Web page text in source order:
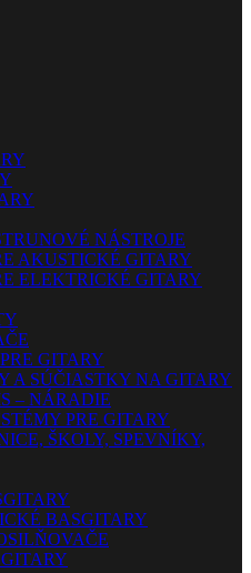
NÁSTROJE
AKUSTICKÉ GITARY
ELEKTRICKÉ GITARY
GITARY
A SÚČIASTKY NA GITARY
– NÁRADIE
PRE GITARY
ŠKOLY, SPEVNÍKY,
BASGITARY